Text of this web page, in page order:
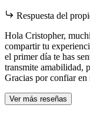
Respuesta del
Hola Cristopher,
compartir tu
el primer día te has
transmite amabilidad,
Gracias por confiar en
Ver más reseñas